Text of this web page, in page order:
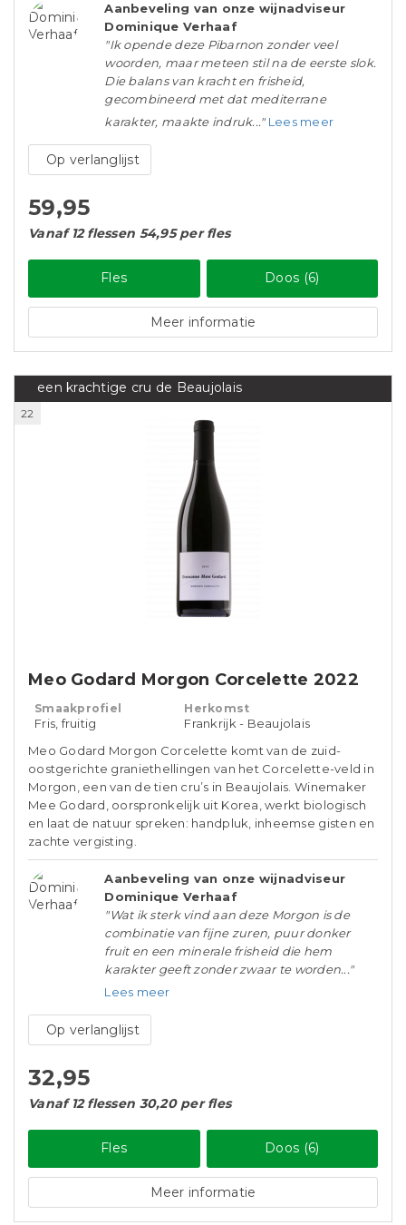
Aanbeveling van onze wijnadviseur
Dominique Verhaaf
"Ik opende deze Pibarnon zonder veel
woorden, maar meteen stil na de eerste slok.
Die balans van kracht en frisheid,
gecombineerd met dat mediterrane
karakter, maakte indruk..." Lees meer
Op verlanglijst
59,95
Vanaf 12 flessen 54,95 per fles
Fles Doos (6)
Meer informatie
een krachtige cru de Beaujolais
22
Meo Godard Morgon Corcelette 2022
Smaakprofiel
Fris, fruitig
Herkomst
Frankrijk - Beaujolais
Meo Godard Morgon Corcelette komt van de zuid-
oostgerichte graniethellingen van het Corcelette-veld in
Morgon, een van de tien cru’s in Beaujolais. Winemaker
Mee Godard, oorspronkelijk uit Korea, werkt biologisch
en laat de natuur spreken: handpluk, inheemse gisten en
zachte vergisting.
Aanbeveling van onze wijnadviseur
Dominique Verhaaf
"Wat ik sterk vind aan deze Morgon is de
combinatie van fijne zuren, puur donker
fruit en een minerale frisheid die hem
karakter geeft zonder zwaar te worden..."
Lees meer
Op verlanglijst
32,95
Vanaf 12 flessen 30,20 per fles
Fles Doos (6)
Meer informatie